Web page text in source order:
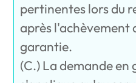
pertinentes lors du
après l'achèvement
garantie.
(C.) La demande en